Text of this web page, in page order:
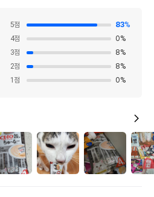
5점 83%
4점 0%
3점 8%
2점 8%
1 점 0%